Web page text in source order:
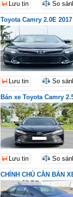
Lưu tin So
Toyota Camry 2.0E
Lưu tin So
Bán xe Toyota Camry
Lưu tin So
CHÍNH CHỦ CẦN BÁN